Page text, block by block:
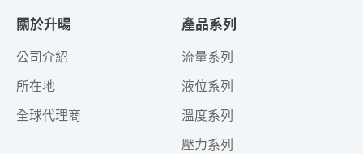
關於升暘
公司介紹
所在地
全球代理商
產品系列
流量系列
液位系列
溫度系列
壓力系列